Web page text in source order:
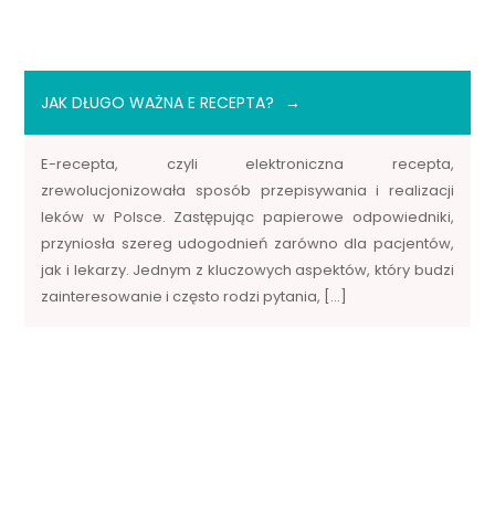
JAK DŁUGO WAŻNA E RECEPTA?
E-recepta, czyli elektroniczna recepta,
zrewolucjonizowała sposób przepisywania i realizacji
leków w Polsce. Zastępując papierowe odpowiedniki,
przyniosła szereg udogodnień zarówno dla pacjentów,
jak i lekarzy. Jednym z kluczowych aspektów, który budzi
zainteresowanie i często rodzi pytania, […]